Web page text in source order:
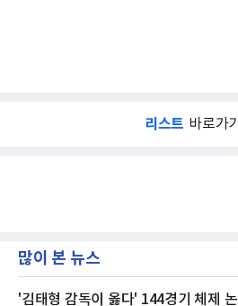
리스트 바로가기
많이 본 뉴스
'김태형 감독이 옳다' 144경기 체제 논